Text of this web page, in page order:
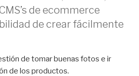
de ecommerce
de crear fácilmente
de tomar buenas fotos e ir
de los productos.